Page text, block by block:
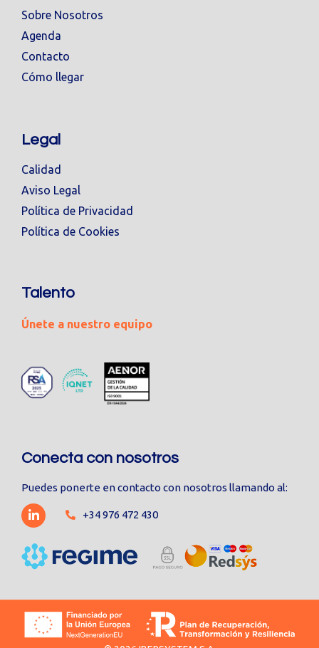
Sobre Nosotros
Agenda
Contacto
Cómo llegar
Legal
Calidad
Aviso Legal
Política de Privacidad
Política de Cookies
Talento
Únete a nuestro equipo
Conecta con nosotros
Puedes ponerte en contacto con nosotros llamando al:
+34 976 472 430